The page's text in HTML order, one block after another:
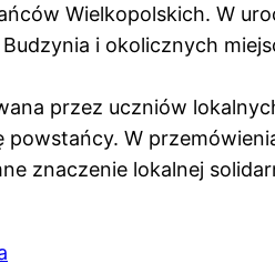
Wielkopolskich. W
i okolicznych
przez uczniów
W
znaczenie lokalnej